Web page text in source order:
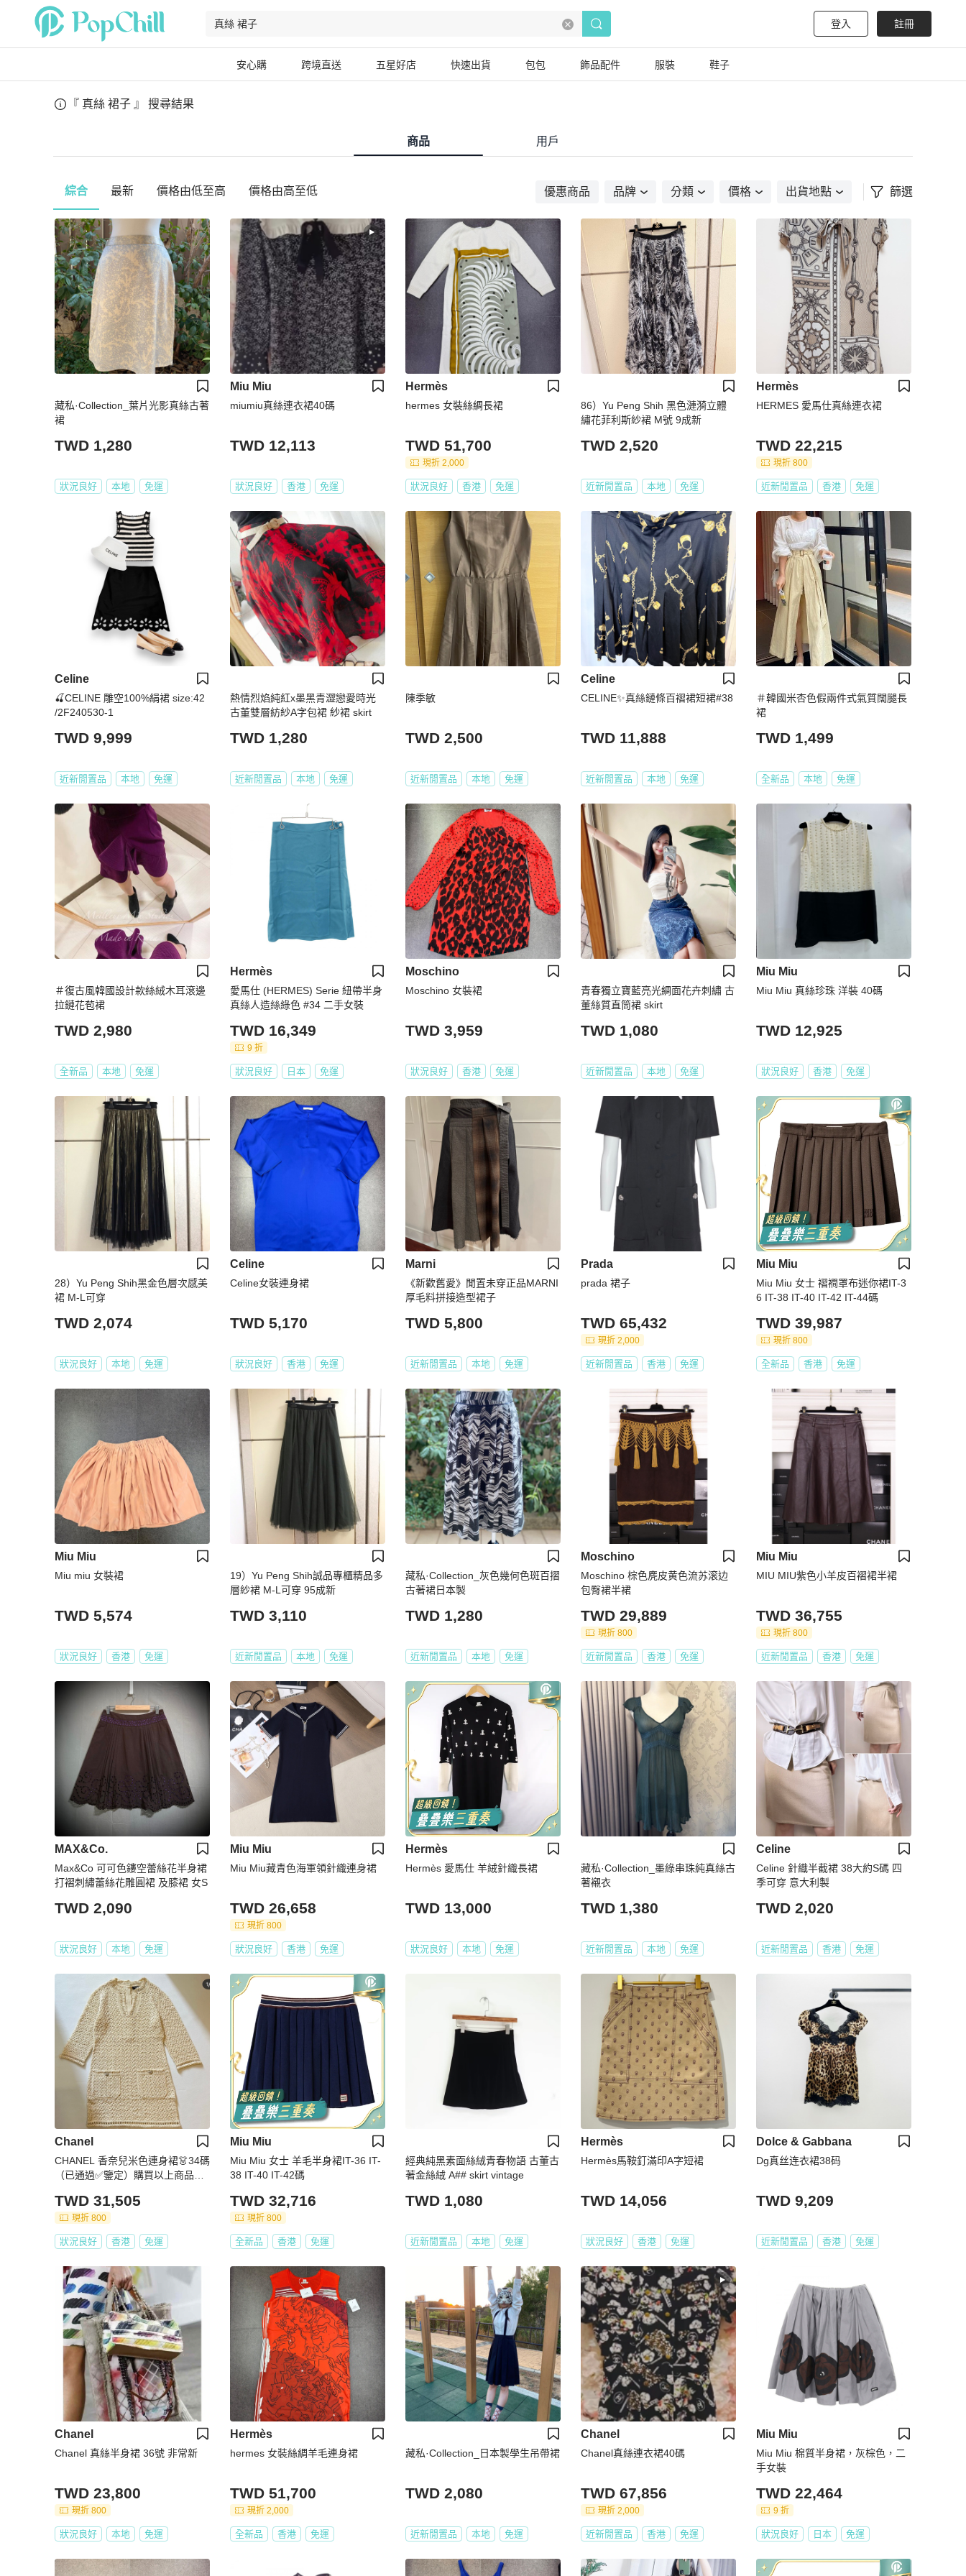
登入 註冊
安心購 跨境直送 五星好店 快速出貨 包包 飾品配件 服裝 鞋子
『 真絲 裙子 』 搜尋結果
商品 用戶
綜合 最新 價格由低至高 價格由高至低 優惠商品 品牌 分類 價格 出貨地點 篩選
藏私·Collection_葉片光影真絲古著
裙
TWD 1,280
狀況良好 本地 免運
Miu Miu
miumiu真絲連衣裙40碼
TWD 12,113
狀況良好 香港 免運
Hermès
hermes 女裝絲綢長裙
TWD 51,700
現折 2,000
狀況良好 香港 免運
86）Yu Peng Shih 黑色漣漪立體
繡花菲利斯紗裙 M號 9成新
TWD 2,520
近新閒置品 本地 免運
Hermès
HERMES 愛馬仕真絲連衣裙
TWD 22,215
現折 800
近新閒置品 香港 免運
Celine
🍒CELINE 雕空100%絹裙 size:42
/2F240530-1
TWD 9,999
近新閒置品 本地 免運
熱情烈焰純紅x墨黑青澀戀愛時光
古董雙層紡紗A字包裙 紗裙 skirt
TWD 1,280
近新閒置品 本地 免運
陳季敏
TWD 2,500
近新閒置品 本地 免運
Celine
CELINE✨真絲鏈條百褶裙短裙#38
TWD 11,888
近新閒置品 本地 免運
＃韓國米杏色假兩件式氣質闊腿長
裙
TWD 1,499
全新品 本地 免運
＃復古風韓國設計款絲絨木耳滾邊
拉鏈花苞裙
TWD 2,980
全新品 本地 免運
Hermès
愛馬仕 (HERMES) Serie 紐帶半身
真絲人造絲綠色 #34 二手女裝
TWD 16,349
9 折
狀況良好 日本 免運
Moschino
Moschino 女裝裙
TWD 3,959
狀況良好 香港 免運
青春獨立寶藍亮光綢面花卉刺繡 古
董絲質直筒裙 skirt
TWD 1,080
近新閒置品 本地 免運
Miu Miu
Miu Miu 真絲珍珠 洋裝 40碼
TWD 12,925
狀況良好 香港 免運
28）Yu Peng Shih黑金色層次感美
裙 M-L可穿
TWD 2,074
狀況良好 本地 免運
Celine
Celine女裝連身裙
TWD 5,170
狀況良好 香港 免運
Marni
《新歡舊愛》閒置未穿正品MARNI
厚毛料拼接造型裙子
TWD 5,800
近新閒置品 本地 免運
Prada
prada 裙子
TWD 65,432
現折 2,000
近新閒置品 香港 免運
Miu Miu
Miu Miu 女士 褶襇罩布迷你裙IT-3
6 IT-38 IT-40 IT-42 IT-44碼
TWD 39,987
現折 800
全新品 香港 免運
Miu Miu
Miu miu 女裝裙
TWD 5,574
狀況良好 香港 免運
19）Yu Peng Shih誠品專櫃精品多
層紗裙 M-L可穿 95成新
TWD 3,110
近新閒置品 本地 免運
藏私·Collection_灰色幾何色斑百摺
古著裙日本製
TWD 1,280
近新閒置品 本地 免運
Moschino
Moschino 棕色麂皮黄色流苏滚边
包臀裙半裙
TWD 29,889
現折 800
近新閒置品 香港 免運
Miu Miu
MIU MIU紫色小羊皮百褶裙半裙
TWD 36,755
現折 800
近新閒置品 香港 免運
MAX&Co.
Max&Co 可可色鏤空蕾絲花半身裙
打褶刺繡蕾絲花雕圓裙 及膝裙 女S
TWD 2,090
狀況良好 本地 免運
Miu Miu
Miu Miu藏青色海軍領針織連身裙
TWD 26,658
現折 800
狀況良好 香港 免運
Hermès
Hermès 愛馬仕 羊絨針織長裙
TWD 13,000
狀況良好 本地 免運
藏私·Collection_墨綠串珠純真絲古
著襯衣
TWD 1,380
近新閒置品 本地 免運
Celine
Celine 針織半截裙 38大約S碼 四
季可穿 意大利製
TWD 2,020
近新閒置品 香港 免運
Chanel
CHANEL 香奈兒米色連身裙👗34碼
（已通過✅鑒定）購買以上商品👆🏻
香水型襟章🎁
TWD 31,505
現折 800
狀況良好 香港 免運
Miu Miu
Miu Miu 女士 羊毛半身裙IT-36 IT-
38 IT-40 IT-42碼
TWD 32,716
現折 800
全新品 香港 免運
經典純黑素面絲絨青春物語 古董古
著金絲絨 A## skirt vintage
TWD 1,080
近新閒置品 本地 免運
Hermès
Hermès馬鞍釘滿印A字短裙
TWD 14,056
狀況良好 香港 免運
Dolce & Gabbana
Dg真丝连衣裙38码
TWD 9,209
近新閒置品 香港 免運
Chanel
Chanel 真絲半身裙 36號 非常新
TWD 23,800
現折 800
狀況良好 本地 免運
Hermès
hermes 女裝絲綢羊毛連身裙
TWD 51,700
現折 2,000
全新品 香港 免運
藏私·Collection_日本製學生吊帶裙
TWD 2,080
近新閒置品 本地 免運
Chanel
Chanel真絲連衣裙40碼
TWD 67,856
現折 2,000
近新閒置品 香港 免運
Miu Miu
Miu Miu 棉質半身裙，灰棕色，二
手女裝
TWD 22,464
9 折
狀況良好 日本 免運